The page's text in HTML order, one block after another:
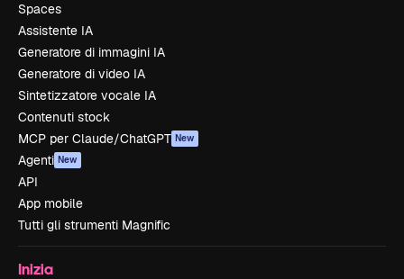
Spaces
Assistente IA
Generatore di immagini IA
Generatore di video IA
Sintetizzatore vocale IA
Contenuti stock
MCP per Claude/ChatGPT New
Agenti New
API
App mobile
Tutti gli strumenti Magnific
Inizia